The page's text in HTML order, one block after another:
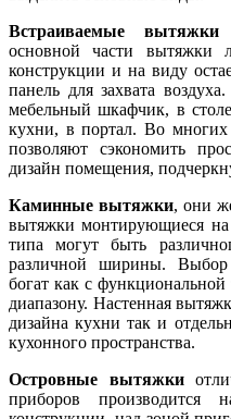
Встраиваемые вытяжки
основной части вытяжки
конструкции и на виду
панель для захвата
мебельный шкафчик, в
кухни, в портал. Во многих
позволяют сэкономить
дизайн помещения,
Каминные вытяжки, они
вытяжки монтирующиеся
типа могут быть
различной ширины. Выбор
богат как с
диапазону. Настенная
дизайна кухни так и
кухонного пространства.
Островные вытяжки
приборов производится